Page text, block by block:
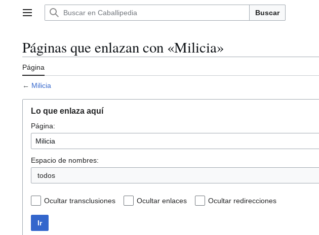
Menú principal Buscar
Páginas que enlazan con «Milicia»
Página
← Milicia
Lo que enlaza aquí
Página:
Espacio de nombres:
todos
Ocultar transclusiones Ocultar enlaces Ocultar redirecciones
Ir